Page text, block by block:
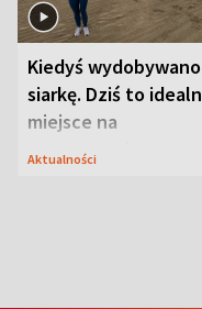
Kiedyś
siarkę. Dziś to
miejsce na
wypoczynek
Aktualności